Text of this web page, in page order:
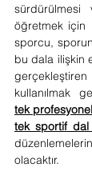
öğretmek için
sporcu,
bu dala ilişkin
kullanılmak
tek
tek sportif
olacaktır.